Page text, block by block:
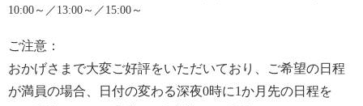
10:00～／13:00～／15:00～
ご注意：
おかげさまで大変ご好評をいただいており、ご希望の日程
が満員の場合、日付の変わる深夜0時に1か月先の日程を